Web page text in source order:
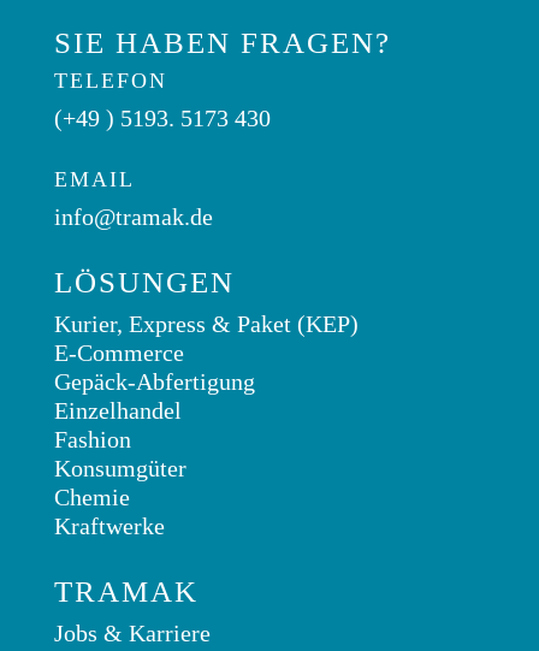
SIE HABEN FRAGEN?
TELEFON
(+49 ) 5193. 5173 430
EMAIL
info@tramak.de
LÖSUNGEN
Kurier, Express & Paket (KEP)
E-Commerce
Gepäck-Abfertigung
Einzelhandel
Fashion
Konsumgüter
Chemie
Kraftwerke
TRAMAK
Jobs & Karriere